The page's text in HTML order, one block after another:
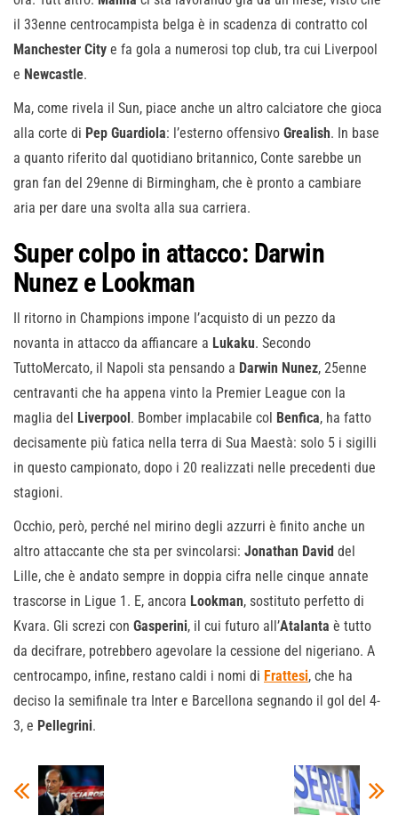
il 33enne centrocampista belga è in scadenza di contratto col
Manchester City e fa gola a numerosi top club, tra cui Liverpool
e Newcastle.
Ma, come rivela il Sun, piace anche un altro calciatore che gioca
alla corte di Pep Guardiola: l’esterno offensivo Grealish. In base
a quanto riferito dal quotidiano britannico, Conte sarebbe un
gran fan del 29enne di Birmingham, che è pronto a cambiare
aria per dare una svolta alla sua carriera.
Super colpo in attacco: Darwin
Nunez e Lookman
Il ritorno in Champions impone l’acquisto di un pezzo da
novanta in attacco da affiancare a Lukaku. Secondo
TuttoMercato, il Napoli sta pensando a Darwin Nunez, 25enne
centravanti che ha appena vinto la Premier League con la
maglia del Liverpool. Bomber implacabile col Benfica, ha fatto
decisamente più fatica nella terra di Sua Maestà: solo 5 i sigilli
in questo campionato, dopo i 20 realizzati nelle precedenti due
stagioni.
Occhio, però, perché nel mirino degli azzurri è finito anche un
altro attaccante che sta per svincolarsi: Jonathan David del
Lille, che è andato sempre in doppia cifra nelle cinque annate
trascorse in Ligue 1. E, ancora Lookman, sostituto perfetto di
Kvara. Gli screzi con Gasperini, il cui futuro all’Atalanta è tutto
da decifrare, potrebbero agevolare la cessione del nigeriano. A
centrocampo, infine, restano caldi i nomi di Frattesi, che ha
deciso la semifinale tra Inter e Barcellona segnando il gol del 4-
3, e Pellegrini.